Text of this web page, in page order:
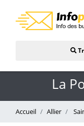
La
Accueil Allier